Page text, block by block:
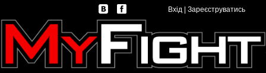
Вхід Зареєструватись